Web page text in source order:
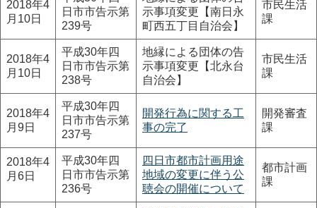
2018年4
月10日
日市市告示第
239号
示事項変更【南日永
町西五丁目自治会】
市民生活
課
2018年4
月10日
平成30年四
日市市告示第
238号
地縁による団体の告
示事項変更【北永台
自治会】
市民生活
課
2018年4
月9日
平成30年四
日市市告示第
237号
開発行為に関する工
事の完了
開発審査
課
2018年4
月6日
平成30年四
日市市告示第
236号
四日市都市計画用途
地域の変更に伴う公
聴会の開催について
都市計画
課